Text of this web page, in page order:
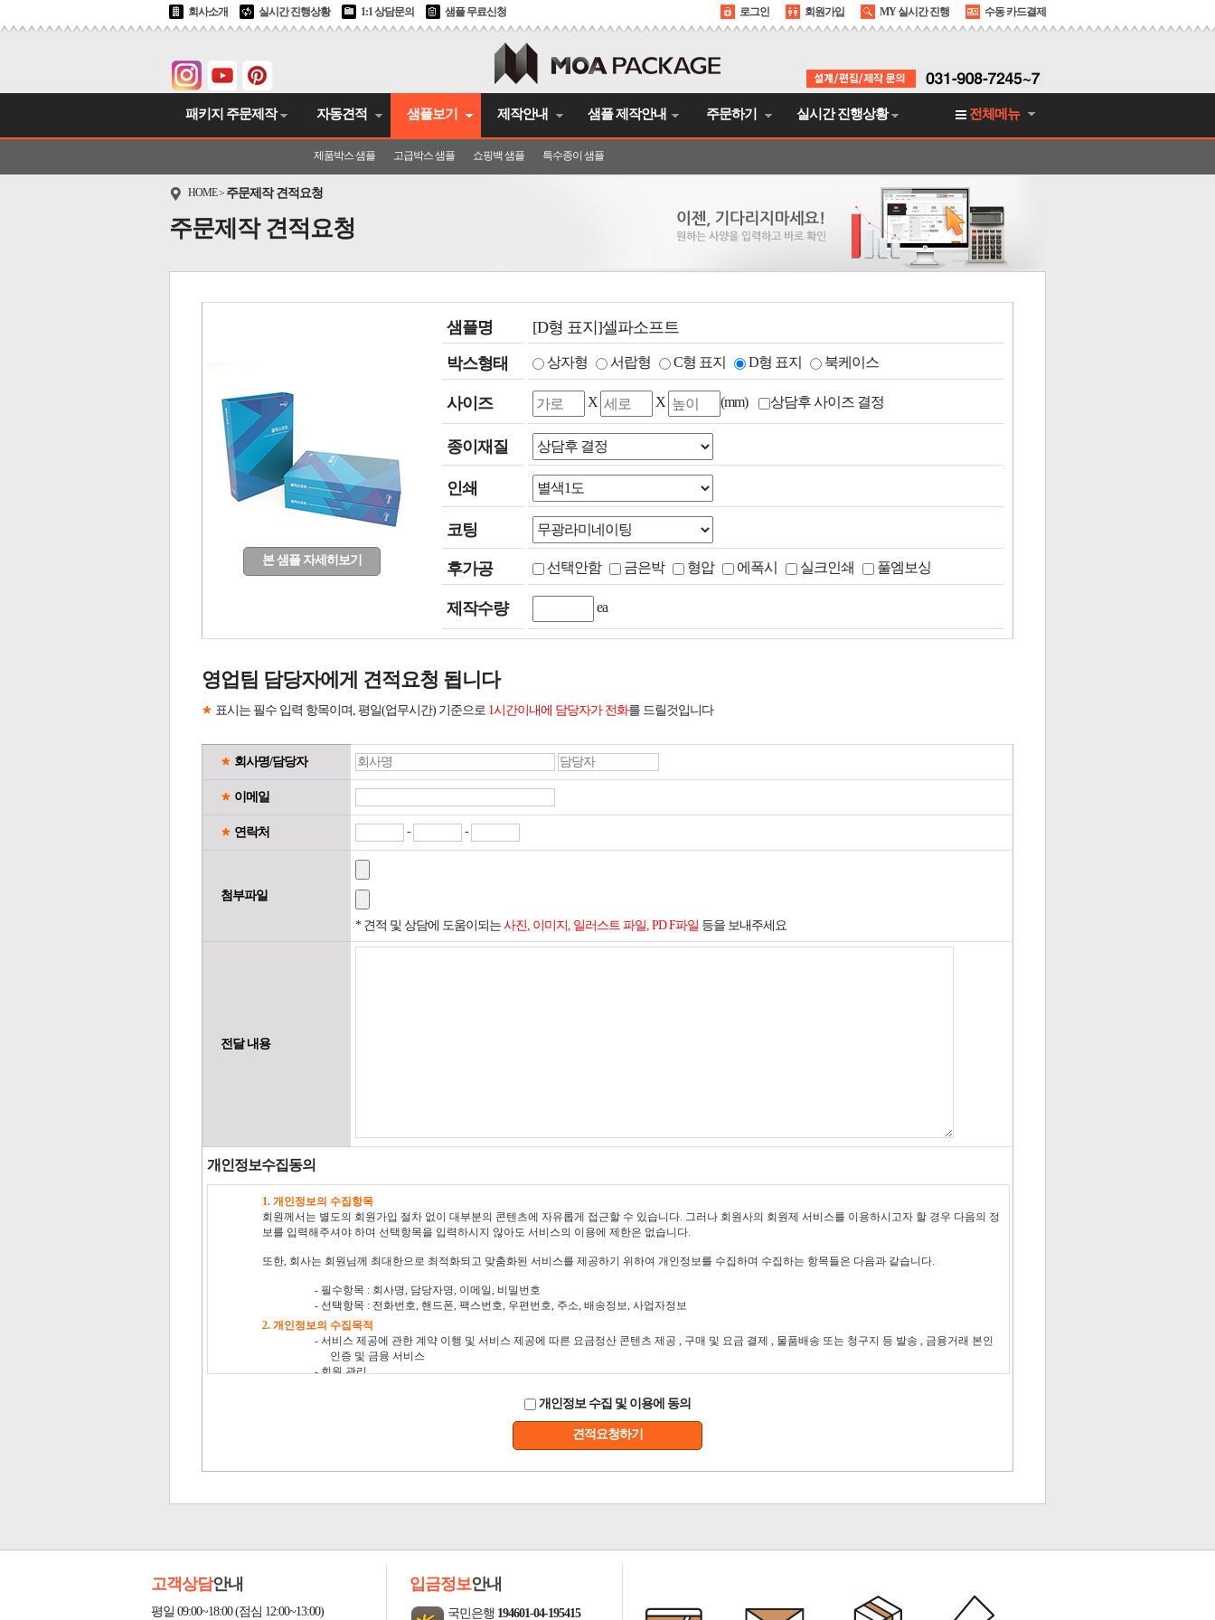
회사소개 실시간 진행상황 1:1 상담문의 샘플 무료신청 로그인 회원가입 MY 실시간 진행 수동 카드결제
전체메뉴
패키지 주문제작 자동견적 샘플보기
제품박스 샘플 고급박스 샘플 쇼핑백 샘플 특수종이 샘플
제작안내 샘플 제작안내 주문하기 실시간 진행상황
HOME> 주문제작 견적요청
주문제작 견적요청
본 샘플 자세히보기
샘플명
[D형 표지]셀파소프트
박스형태
상자형 서랍형 C형 표지 D형 표지 북케이스
사이즈 X X (mm) 상담후 사이즈 결정
종이재질
인쇄
코팅
후가공 선택안함 금은박 형압 에폭시 실크인쇄 풀엠보싱
제작수량 ea
영업팀 담당자에게 견적요청 됩니다
표시는 필수 입력 항목이며, 평일(업무시간) 기준으로 1시간이내에 담당자가 전화를 드릴것입니다
회사명/담당자
이메일
연락처 - -
첨부파일
* 견적 및 상담에 도움이되는 사진, 이미지, 일러스트 파일, PD F파일 등을 보내주세요
전달 내용
개인정보수집동의
개인정보 수집 및 이용에 동의
견적요청하기
고객상담안내
평일 09:00~18:00 (점심 12:00~13:00)
입금정보안내
국민은행 194601-04-195415